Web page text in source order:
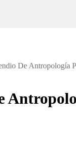
De Antropología